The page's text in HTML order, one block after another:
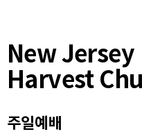
New Jersey
Harvest
주일예배